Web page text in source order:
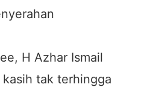
H Azhar Ismail
tak terhingga